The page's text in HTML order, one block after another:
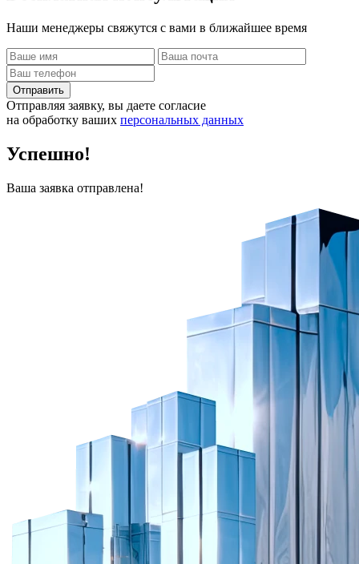
Наши менеджеры свяжутся с вами в ближайшее время
Отправить
Отправляя заявку, вы даете согласие
на обработку ваших персональных данных
Успешно!
Ваша заявка отправлена!